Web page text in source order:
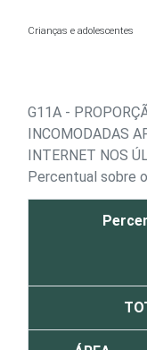
Crianças e adolescentes
G11A -
INCOMODADAS
INTERNET NOS
Percentual sobre